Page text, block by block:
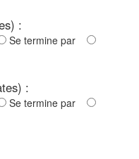
:
Se termine par
:
Se termine par